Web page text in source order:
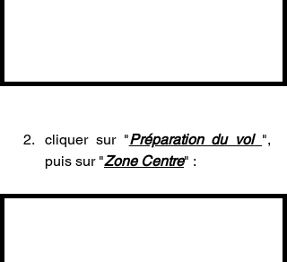
cliquer sur "Préparation du vol ",
puis sur "Zone Centre" :